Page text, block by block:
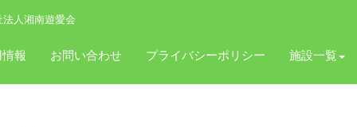
人湘南遊愛会
報 お問い合わせ プライバシーポリシー 施設一覧